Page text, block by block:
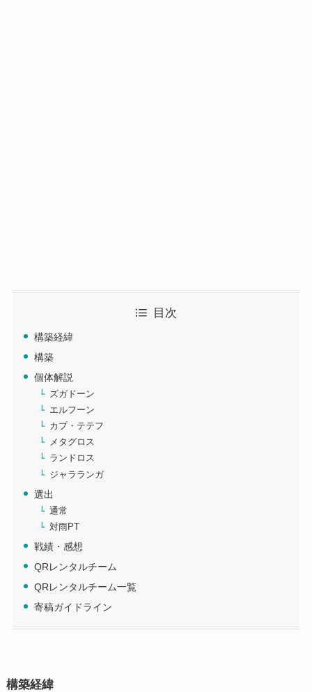
目次
構築経緯
構築
個体解説
ズガドーン
エルフーン
カプ・テテフ
メタグロス
ランドロス
ジャラランガ
選出
通常
対雨PT
戦績・感想
QRレンタルチーム
QRレンタルチーム一覧
寄稿ガイドライン
構築経緯